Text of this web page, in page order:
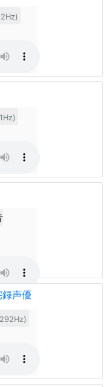
声優